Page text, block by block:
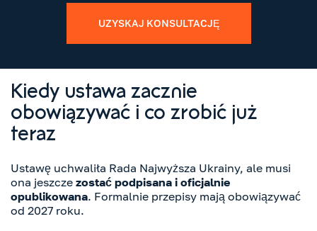
UZYSKAJ KONSULTACJĘ
Kiedy ustawa zacznie
obowiązywać i co zrobić już
teraz
Ustawę uchwaliła Rada Najwyższa Ukrainy, ale musi
ona jeszcze zostać podpisana i oficjalnie
opublikowana. Formalnie przepisy mają obowiązywać
od 2027 roku.